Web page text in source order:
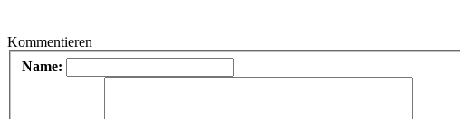
Kommentieren
Name: